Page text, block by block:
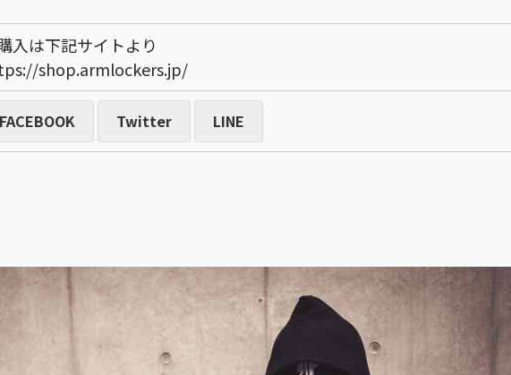
入は下記サイトより
shop.armlockers.jp/
FACEBOOK Twitter LINE